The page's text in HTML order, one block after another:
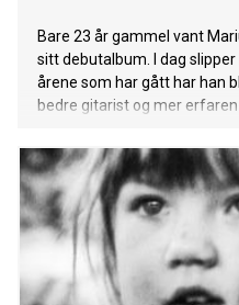
Bare 23 år gammel vant
sitt debutalbum. I dag
årene som har gått har han
bedre gitarist og mer